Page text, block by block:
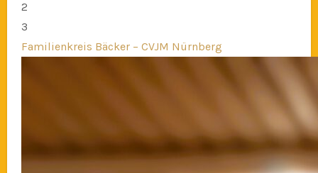
2
3
Familienkreis Bäcker – CVJM Nürnberg